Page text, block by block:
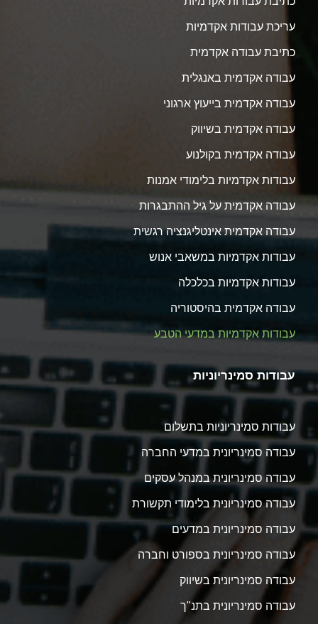
עריכת עבודות אקדמיות
כתיבת עבודה אקדמית
עבודה אקדמית באנגלית
עבודה אקדמית בייעוץ ארגוני
עבודה אקדמית בשיווק
עבודה אקדמית בקולנוע
עבודות אקדמיות בלימודי אמנות
עבודה אקדמית על גיל ההתבגרות
עבודה אקדמית אינטליגנציה רגשית
עבודות אקדמיות במשאבי אנוש
עבודות אקדמיות בכלכלה
עבודה אקדמית בהיסטוריה
עבודות אקדמיות במדעי הטבע
עבודות סמינריוניות
עבודות סמינריוניות בתשלום
עבודה סמינריונית במדעי החברה
עבודה סמינריונית במנהל עסקים
עבודה סמינריונית בלימודי תקשורת
עבודה סמינריונית במדעים
עבודה סמינריונית בספורט וחברה
עבודה סמינריונית בשיווק
עבודה סמינריונית בתנ"ך